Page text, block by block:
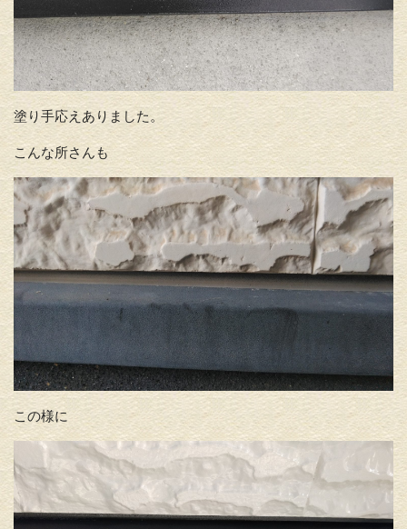
塗り手応えありました。
こんな所さんも
この様に